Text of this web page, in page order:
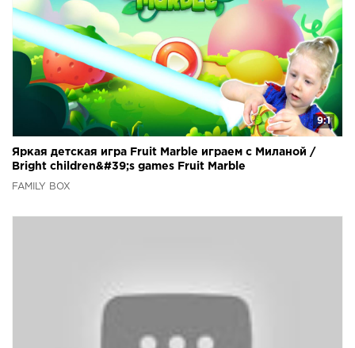
9:1
Яркая детская игра Fruit Marble играем с Миланой /
Bright children&#39;s games Fruit Marble
FAMILY BOX